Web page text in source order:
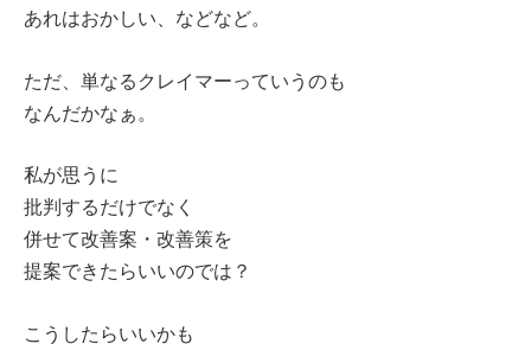
あれはおかしい、などなど。
ただ、単なるクレイマーっていうのも
なんだかなぁ。
私が思うに
批判するだけでなく
併せて改善案・改善策を
提案できたらいいのでは？
こうしたらいいかも